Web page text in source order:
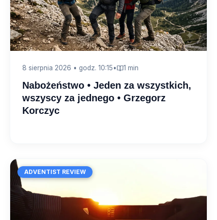
8 sierpnia 2026 • godz. 10:15• 1 min
Nabożeństwo • Jeden za wszystkich,
wszyscy za jednego • Grzegorz
Korczyc
ADVENTIST REVIEW